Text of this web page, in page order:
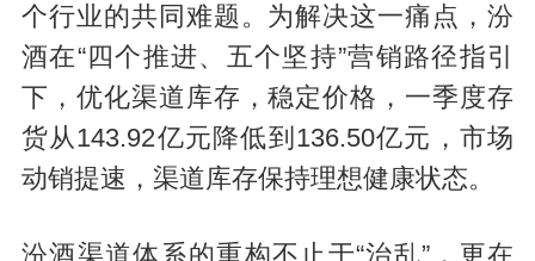
个行业的共同难题。为解决这一痛点，汾
酒在“四个推进、五个坚持”营销路径指引
下，优化渠道库存，稳定价格，一季度存
货从143.92亿元降低到136.50亿元，市场
动销提速，渠道库存保持理想健康状态。
汾酒渠道体系的重构不止于“治乱”，更在